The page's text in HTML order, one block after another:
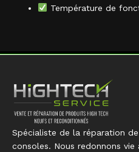
Température de
Spécialiste de la réparation
consoles. Nous redonnons